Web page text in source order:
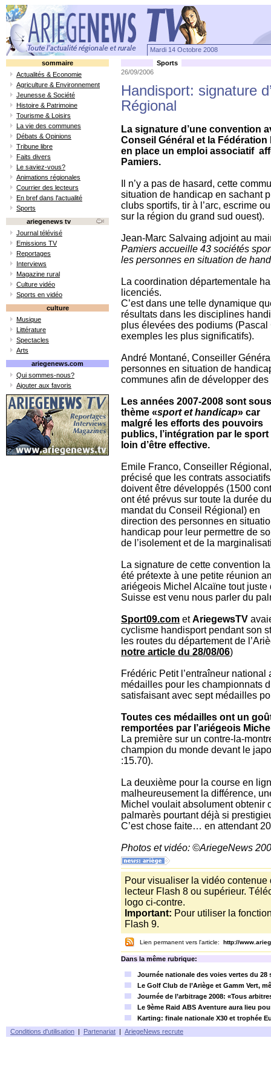
Mardi 14 Octobre 2008
sommaire
Actualités & Economie
Agriculture & Environnement
Jeunesse & Société
Histoire & Patrimoine
Tourisme & Loisirs
La vie des communes
Débats & Opinions
Tribune libre
Faits divers
Le saviez-vous?
Animations régionales
Courrier des lecteurs
En bref dans l'actualité
Sports
ariegenews tv
Journal télévisé
Emissions TV
Reportages
Interviews
Magazine rural
Culture vidéo
Sports en vidéo
culture
Musique
Littérature
Spectacles
Arts
ariegenews.com
Qui sommes-nous?
Ajouter aux favoris
Sports
26/09/2006
Handisport: signature
Régional
La signature d’une convention
Conseil Général et la
en place un emploi associatif
Pamiers.
Il n’y a pas de hasard, cette
situation de handicap en sachant
clubs sportifs, tir à l’arc, escrime
sur la région du grand sud ouest).
Jean-Marc Salvaing adjoint au
Pamiers accueille 43 sociétés
les personnes en situation de
La coordination départementale
licenciés.
C’est dans une telle dynamique
résultats dans les disciplines
plus élevées des podiums
exemples les plus significatifs).
André Montané, Conseiller
personnes en situation de
communes afin de développer
Les années 2007-2008 sont
thème «sport et handicap» car
malgré les efforts des pouvoirs
publics, l’intégration par le sport
loin d’être effective.
Emile Franco, Conseiller
précisé que les contrats associatifs
doivent être développés (1500
ont été prévus sur toute la durée du
mandat du Conseil Régional) en
direction des personnes en
handicap pour leur permettre de
de l’isolement et de la
La signature de cette convention
été prétexte à une petite réunion
ariégeois Michel Alcaïne tout
Suisse est venu nous parler du
Sport09.com etAriegewsTV
cyclisme handisport pendant son
les routes du département de
notre article du 28/08/06)
Frédéric Petit l’entraîneur
médailles pour les championnats
satisfaisant avec sept médailles
Toutes ces médailles ont un
remportées par l’ariégeois
La première sur un contre-la-
champion du monde devant le
:15.70).
La deuxième pour la course en
malheureusement la différence,
Michel voulait absolument obtenir
palmarès pourtant déjà si
C’est chose faite… en attendant
Photos et vidéo: ©AriegeNews
Pour visualiser la vidéo
lecteur Flash 8 ou supérieur.
logo ci-contre.
Important: Pour utiliser la
Flash 9.
Lien permanent vers l'article: http://
Dans la même rubrique:
Journée nationale des voies vertes du 28
Le Golf Club de l’Ariège et Gamm Vert,
Journée de l’arbitrage 2008: «Tous
Le 9ème Raid ABS Aventure aura lieu
Karting: finale nationale X30 et trophée
Conditions d'utilisation | Partenariat | AriegeNews recrute